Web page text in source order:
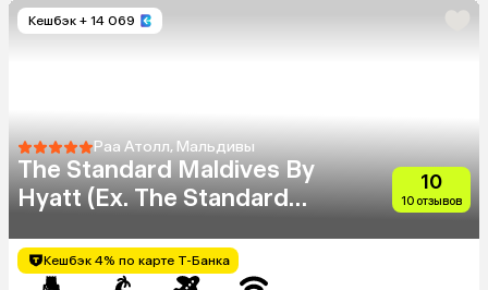
Кешбэк + 14 069
Раа Атолл, Мальдивы
The Standard Maldives By
Hyatt (Ex. The Standard
10
10 отзывов
Кешбэк 4% по карте Т-Банка